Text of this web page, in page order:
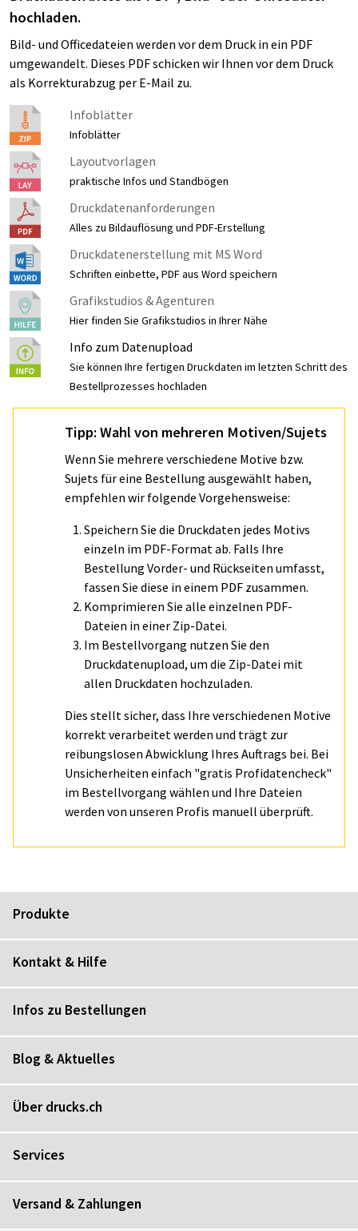
hochladen.
Bild- und Officedateien werden vor dem Druck in ein PDF
umgewandelt. Dieses PDF schicken wir Ihnen vor dem Druck
als Korrekturabzug per E-Mail zu.
Infoblätter
Infoblätter
Layoutvorlagen
praktische Infos und Standbögen
Druckdatenanforderungen
Alles zu Bildauflösung und PDF-Erstellung
Druckdatenerstellung mit MS Word
Schriften einbette, PDF aus Word speichern
Grafikstudios & Agenturen
Hier finden Sie Grafikstudios in Ihrer Nähe
Info zum Datenupload
Sie können Ihre fertigen Druckdaten im letzten Schritt des
Bestellprozesses hochladen
Tipp: Wahl von mehreren Motiven/Sujets
Wenn Sie mehrere verschiedene Motive bzw.
Sujets für eine Bestellung ausgewählt haben,
empfehlen wir folgende Vorgehensweise:
Speichern Sie die Druckdaten jedes Motivs
einzeln im PDF-Format ab. Falls Ihre
Bestellung Vorder- und Rückseiten umfasst,
fassen Sie diese in einem PDF zusammen.
Komprimieren Sie alle einzelnen PDF-
Dateien in einer Zip-Datei.
Im Bestellvorgang nutzen Sie den
Druckdatenupload, um die Zip-Datei mit
allen Druckdaten hochzuladen.
Dies stellt sicher, dass Ihre verschiedenen Motive
korrekt verarbeitet werden und trägt zur
reibungslosen Abwicklung Ihres Auftrags bei. Bei
Unsicherheiten einfach "gratis Profidatencheck"
im Bestellvorgang wählen und Ihre Dateien
werden von unseren Profis manuell überprüft.
Produkte
Kontakt & Hilfe
Infos zu Bestellungen
Blog & Aktuelles
Über drucks.ch
Services
Versand & Zahlungen